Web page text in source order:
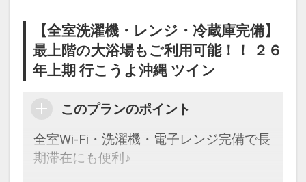
【全室洗濯機・レンジ・冷蔵庫完備】
最上階の大浴場もご利用可能！！ ２６
年上期 行こうよ沖縄 ツイン
このプランのポイント
全室Wi-Fi・洗濯機・電子レンジ完備で長
期滞在にも便利♪